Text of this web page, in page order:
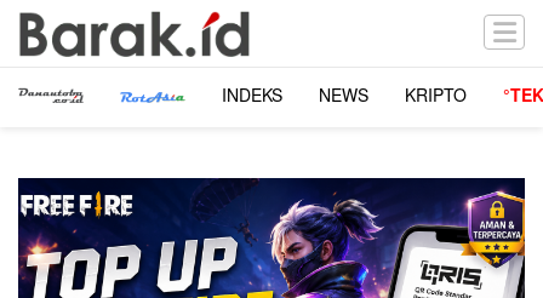
INDEKS NEWS KRIPTO